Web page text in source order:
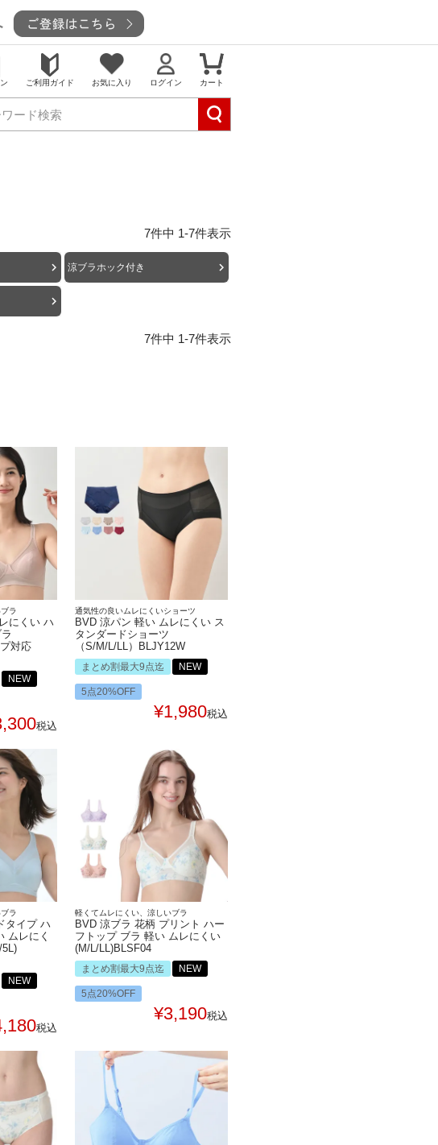
ご利用ガイド お気に入り ログイン カート
7件中 1-7件表示
涼ブラホック付き
7件中 1-7件表示
ラ
にくい ハ
対応
NEW
税込
通気性の良いムレにくいショーツ
BVD 涼パン 軽い ムレにくい ス
タンダードショーツ
（S/M/L/LL）BLJY12W
まとめ割最大9点迄 NEW
5点20%OFF
¥1,980税込
ラ
タイプ ハ
ムレにく
5L)
NEW
税込
軽くてムレにくい、涼しいブラ
BVD 涼ブラ 花柄 プリント ハー
フトップ ブラ 軽い ムレにくい
(M/L/LL)BLSF04
まとめ割最大9点迄 NEW
5点20%OFF
¥3,190税込